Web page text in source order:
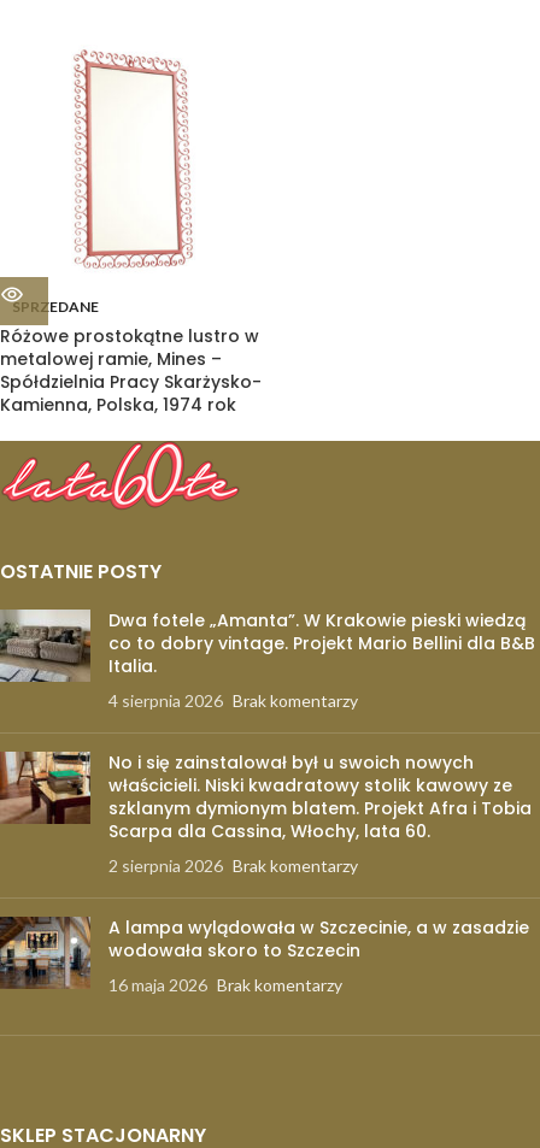
SPRZEDANE
Różowe prostokątne lustro w
metalowej ramie, Mines –
Spółdzielnia Pracy Skarżysko-
Kamienna, Polska, 1974 rok
OSTATNIE POSTY
Dwa fotele „Amanta”. W Krakowie pieski wiedzą
co to dobry vintage. Projekt Mario Bellini dla B&B
Italia.
4 sierpnia 2026 Brak komentarzy
No i się zainstalował był u swoich nowych
właścicieli. Niski kwadratowy stolik kawowy ze
szklanym dymionym blatem. Projekt Afra i Tobia
Scarpa dla Cassina, Włochy, lata 60.
2 sierpnia 2026 Brak komentarzy
A lampa wylądowała w Szczecinie, a w zasadzie
wodowała skoro to Szczecin
16 maja 2026 Brak komentarzy
SKLEP STACJONARNY